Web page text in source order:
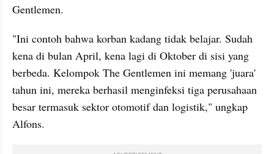
Gentlemen.
"Ini contoh bahwa korban kadang tidak belajar. Sudah
kena di bulan April, kena lagi di Oktober di sisi yang
berbeda. Kelompok The Gentlemen ini memang 'juara'
tahun ini, mereka berhasil menginfeksi tiga perusahaan
besar termasuk sektor otomotif dan logistik," ungkap
Alfons.